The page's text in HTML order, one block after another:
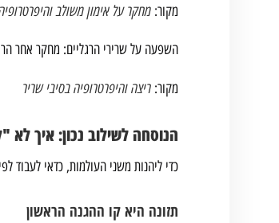
מקור: מחקר על אימון משולב
השפעה על שרירי הרגליים: מחקר אחר
מקור: ריצה והיפרטרופיה בסיבי שריר
הנוסחה לשילוב נכון: איך
כדי ליהנות משני העולמות, כדאי לעבוד
תזונה היא קו ההגנה הראשון